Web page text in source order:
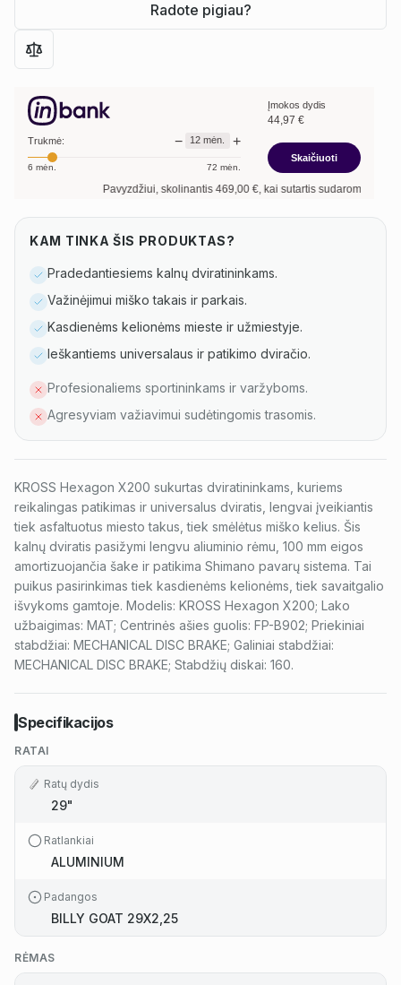
Radote pigiau?
Trukmė: − 12 mėn. +
6 mėn. 72 mėn.
Įmokos dydis
44,97 €
Skaičiuoti
Pavyzdžiui, skolinantis 469,00 €, kai sutartis sudaroma12mėn.
KAM TINKA ŠIS PRODUKTAS?
Pradedantiesiems kalnų dviratininkams.
Važinėjimui miško takais ir parkais.
Kasdienėms kelionėms mieste ir užmiestyje.
Ieškantiems universalaus ir patikimo dviračio.
Profesionaliems sportininkams ir varžyboms.
Agresyviam važiavimui sudėtingomis trasomis.
KROSS Hexagon X200 sukurtas dviratininkams, kuriems
reikalingas patikimas ir universalus dviratis, lengvai įveikiantis
tiek asfaltuotus miesto takus, tiek smėlėtus miško kelius. Šis
kalnų dviratis pasižymi lengvu aliuminio rėmu, 100 mm eigos
amortizuojančia šake ir patikima Shimano pavarų sistema. Tai
puikus pasirinkimas tiek kasdienėms kelionėms, tiek savaitgalio
išvykoms gamtoje. Modelis: KROSS Hexagon X200; Lako
užbaigimas: MAT; Centrinės ašies guolis: FP-B902; Priekiniai
stabdžiai: MECHANICAL DISC BRAKE; Galiniai stabdžiai:
MECHANICAL DISC BRAKE; Stabdžių diskai: 160.
Specifikacijos
RATAI
Ratų dydis
29"
Ratlankiai
ALUMINIUM
Padangos
BILLY GOAT 29X2,25
RĖMAS